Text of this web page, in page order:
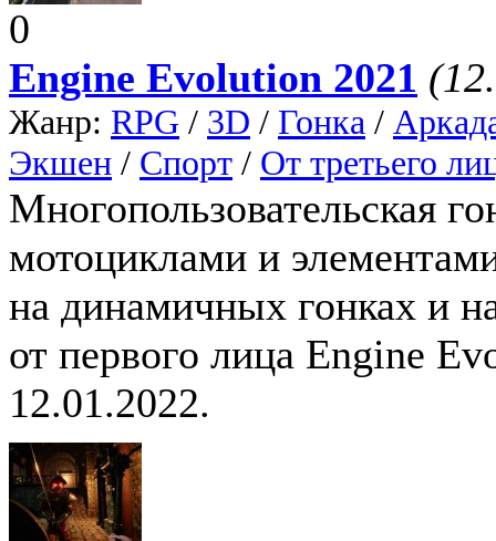
0
Engine Evolution 2021
Жанр: RPG / 3D / Гонка /
Экшен / Спорт / От третьего
Многопользовательская
мотоциклами и
на динамичных гонках и
от первого лица Engine
12.01.2022.